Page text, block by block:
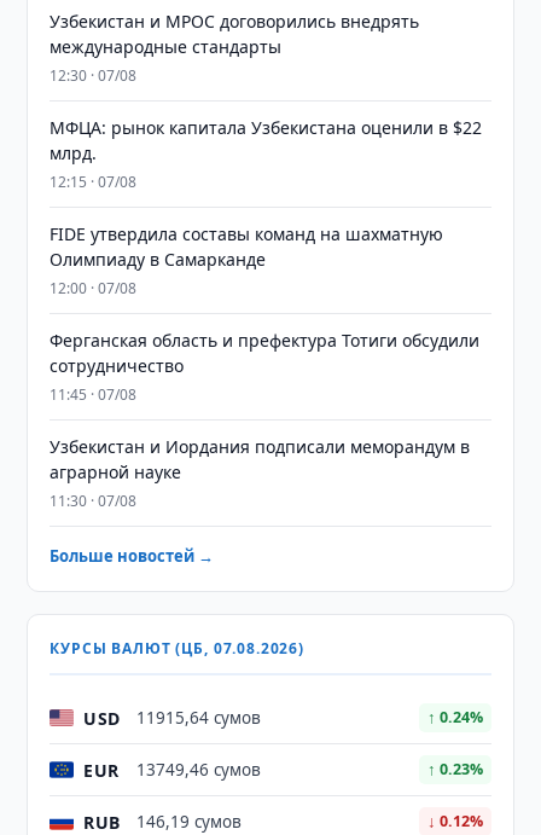
Узбекистан и MPOC договорились внедрять
международные стандарты
12:30 · 07/08
МФЦА: рынок капитала Узбекистана оценили в $22
млрд.
12:15 · 07/08
FIDE утвердила составы команд на шахматную
Олимпиаду в Самарканде
12:00 · 07/08
Ферганская область и префектура Тотиги обсудили
сотрудничество
11:45 · 07/08
Узбекистан и Иордания подписали меморандум в
аграрной науке
11:30 · 07/08
Больше новостей →
КУРСЫ ВАЛЮТ (ЦБ, 07.08.2026)
USD 11915,64 сумов ↑ 0.24%
EUR 13749,46 сумов ↑ 0.23%
RUB 146,19 сумов ↓ 0.12%